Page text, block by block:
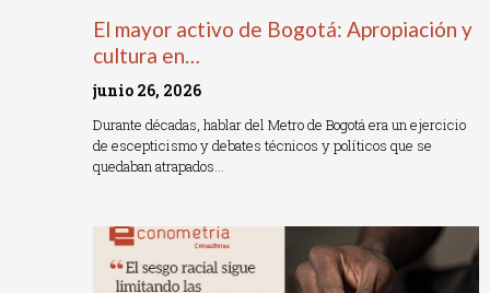
El mayor activo de Bogotá: Apropiación y
cultura en…
junio 26, 2026
Durante décadas, hablar del Metro de Bogotá era un ejercicio
de escepticismo y debates técnicos y políticos que se
quedaban atrapados…